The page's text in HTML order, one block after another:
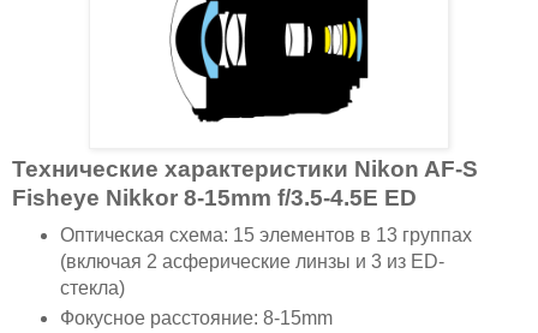
Технические характеристики Nikon AF-S
Fisheye Nikkor 8-15mm f/3.5-4.5E ED
Оптическая схема: 15 элементов в 13 группах
(включая 2 асферические линзы и 3 из ED-
стекла)
Фокусное расстояние: 8-15mm